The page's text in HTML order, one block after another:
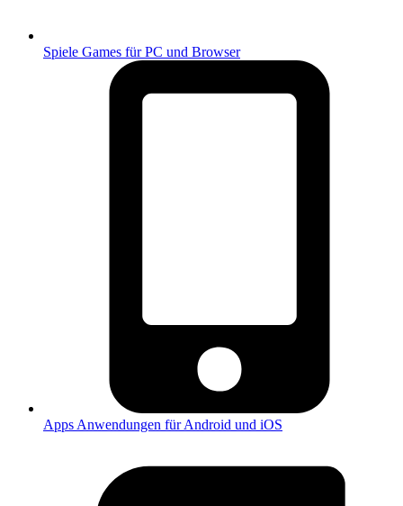
Spiele Games für PC und Browser
Apps Anwendungen für Android und iOS